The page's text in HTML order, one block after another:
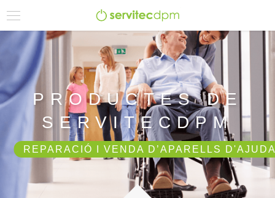
PRODUCTES DE
SERVITECDPM
REPARACIÓ I VENDA D’APARELLS